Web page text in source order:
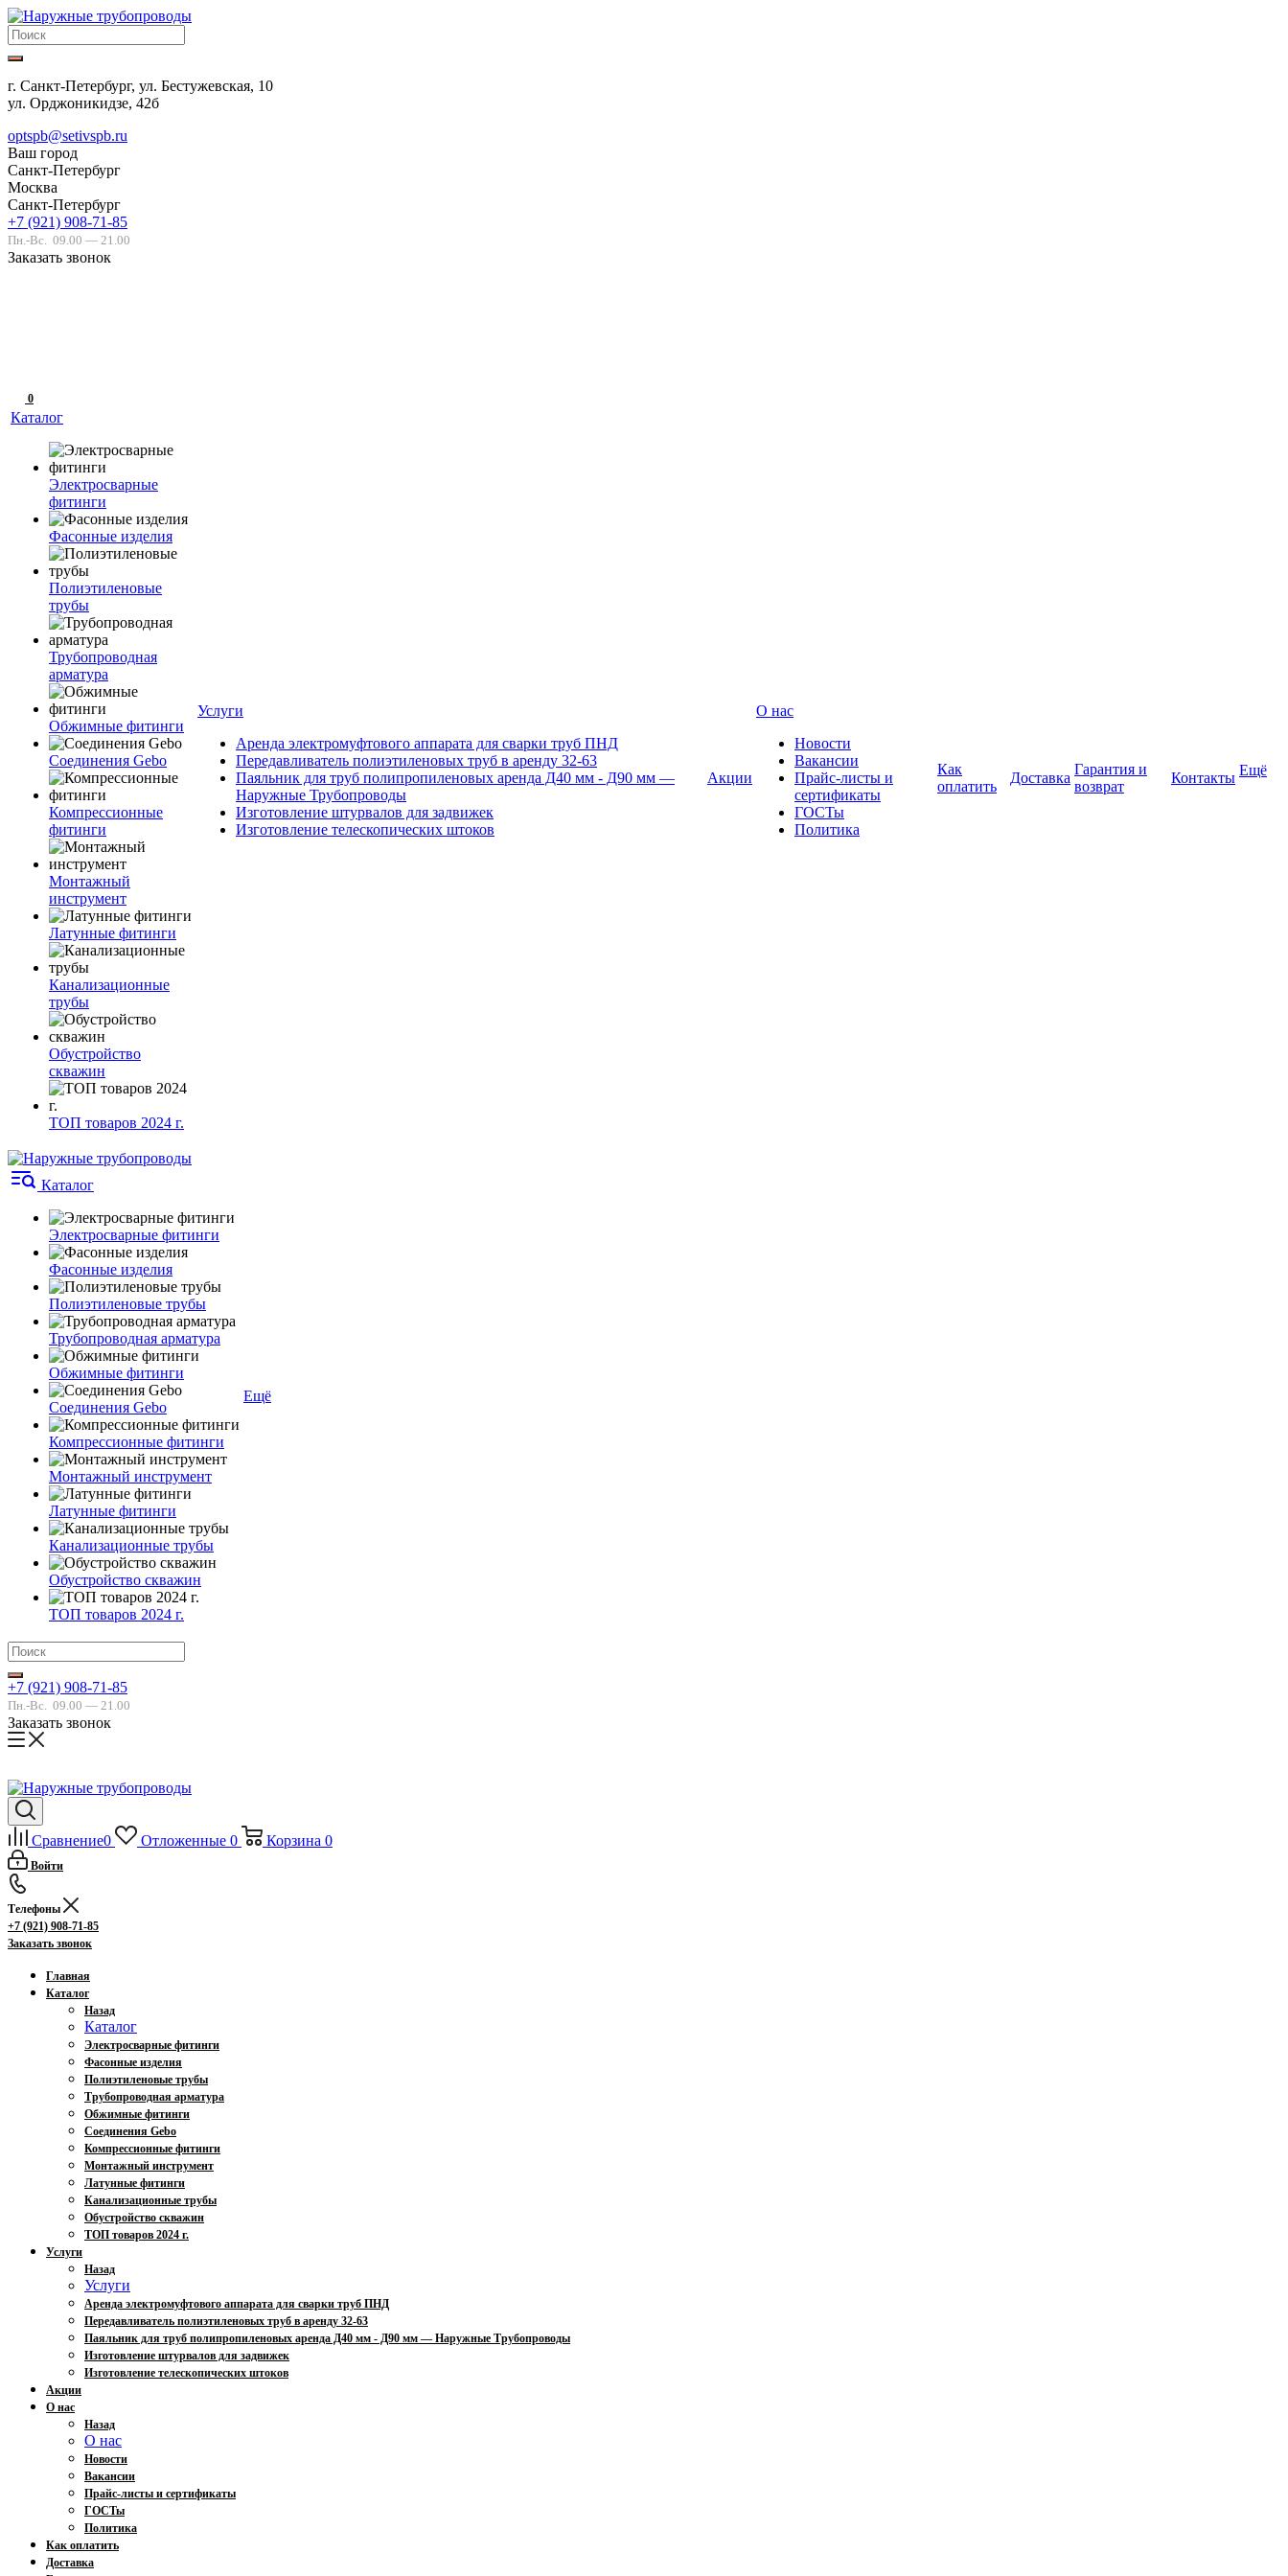
г. Санкт-Петербург, ул. Бестужевская, 10
ул. Орджоникидзе, 42б
optspb@setivspb.ru
Ваш город
Санкт-Петербург
Москва
Санкт-Петербург
+7 (921) 908-71-85
Пн.-Вс. 09.00 — 21.00
Заказать звонок
0
Каталог
Электросварные
фитинги
Фасонные изделия
Полиэтиленовые
трубы
Трубопроводная
арматура
Обжимные фитинги
Соединения Gebo
Компрессионные
фитинги
Монтажный
инструмент
Латунные фитинги
Канализационные
трубы
Обустройство
скважин
ТОП товаров 2024 г.
Услуги
Аренда электромуфтового аппарата для сварки труб ПНД
Передавливатель полиэтиленовых труб в аренду 32-63
Паяльник для труб полипропиленовых аренда Д40 мм - Д90 мм —
Наружные Трубопроводы
Изготовление штурвалов для задвижек
Изготовление телескопических штоков
Акции
О нас
Новости
Вакансии
Прайс-листы и
сертификаты
ГОСТы
Политика
Как
оплатить
Доставка
Гарантия и
возврат
Контакты Ещё
Каталог
Электросварные фитинги
Фасонные изделия
Полиэтиленовые трубы
Трубопроводная арматура
Обжимные фитинги
Соединения Gebo
Компрессионные фитинги
Монтажный инструмент
Латунные фитинги
Канализационные трубы
Обустройство скважин
ТОП товаров 2024 г.
Ещё
+7 (921) 908-71-85
Пн.-Вс. 09.00 — 21.00
Заказать звонок
Сравнение0 Отложенные 0 Корзина 0
Войти
Телефоны
+7 (921) 908-71-85
Заказать звонок
Главная
Каталог
Назад
Каталог
Электросварные фитинги
Фасонные изделия
Полиэтиленовые трубы
Трубопроводная арматура
Обжимные фитинги
Соединения Gebo
Компрессионные фитинги
Монтажный инструмент
Латунные фитинги
Канализационные трубы
Обустройство скважин
ТОП товаров 2024 г.
Услуги
Назад
Услуги
Аренда электромуфтового аппарата для сварки труб ПНД
Передавливатель полиэтиленовых труб в аренду 32-63
Паяльник для труб полипропиленовых аренда Д40 мм - Д90 мм — Наружные Трубопроводы
Изготовление штурвалов для задвижек
Изготовление телескопических штоков
Акции
О нас
Назад
О нас
Новости
Вакансии
Прайс-листы и сертификаты
ГОСТы
Политика
Как оплатить
Доставка